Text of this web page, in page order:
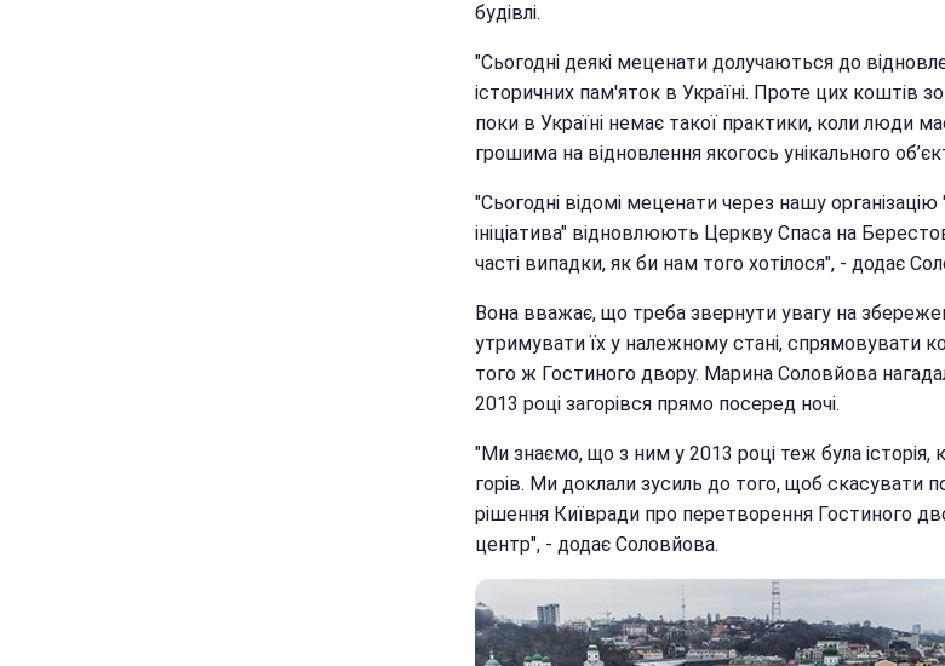
будівлі.
"Сьогодні деякі меценати долучаються до
історичних пам'яток в Україні. Проте цих коштів
поки в Україні немає такої практики, коли люди
грошима на відновлення якогось унікального
"Сьогодні відомі меценати через нашу
ініціатива" відновлюють Церкву Спаса на
часті випадки, як би нам того хотілося", - додає
Вона вважає, що треба звернути увагу на
утримувати їх у належному стані, спрямовувати
того ж Гостиного двору. Марина Соловйова
2013 році загорівся прямо посеред ночі.
"Ми знаємо, що з ним у 2013 році теж була історія,
горів. Ми доклали зусиль до того, щоб скасувати
рішення Київради про перетворення Гостиного
центр", - додає Соловйова.